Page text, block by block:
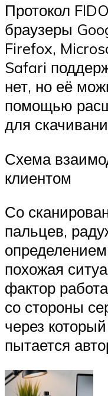
Протокол
браузеры
Firefox,
Safari
нет, но её
помощью
для
Схема
клиентом
Со
пальцев,
похожая
фактор
со стороны
через
пытается